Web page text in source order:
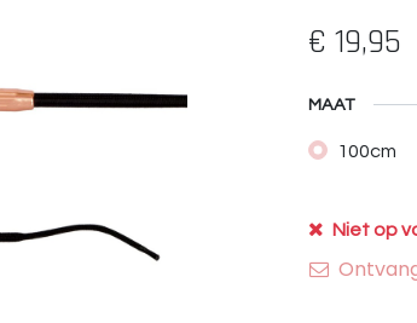
€ 19,95
MAAT
100cm
Niet op